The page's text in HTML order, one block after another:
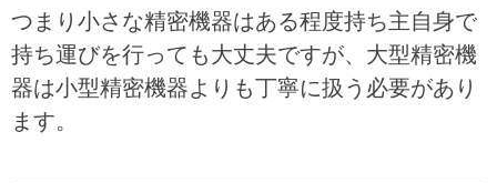
つまり小さな精密機器はある程度持ち主自身で
持ち運びを行っても大丈夫ですが、大型精密機
器は小型精密機器よりも丁寧に扱う必要があり
ます。